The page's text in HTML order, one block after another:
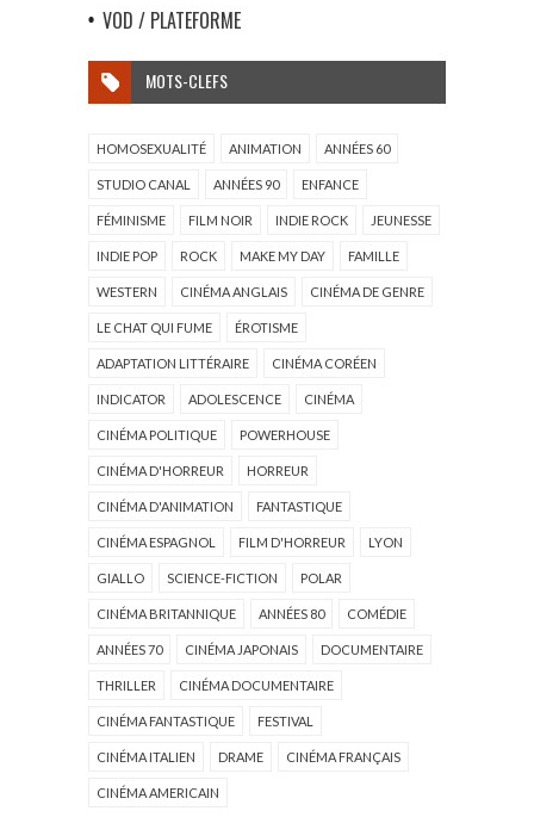
VOD / PLATEFORME
MOTS-CLEFS
HOMOSEXUALITÉ ANIMATION ANNÉES 60
STUDIO CANAL ANNÉES 90 ENFANCE
FÉMINISME FILM NOIR INDIE ROCK JEUNESSE
INDIE POP ROCK MAKE MY DAY FAMILLE
WESTERN CINÉMA ANGLAIS CINÉMA DE GENRE
LE CHAT QUI FUME ÉROTISME
ADAPTATION LITTÉRAIRE CINÉMA CORÉEN
INDICATOR ADOLESCENCE CINÉMA
CINÉMA POLITIQUE POWERHOUSE
CINÉMA D'HORREUR HORREUR
CINÉMA D'ANIMATION FANTASTIQUE
CINÉMA ESPAGNOL FILM D'HORREUR LYON
GIALLO SCIENCE-FICTION POLAR
CINÉMA BRITANNIQUE ANNÉES 80 COMÉDIE
ANNÉES 70 CINÉMA JAPONAIS DOCUMENTAIRE
THRILLER CINÉMA DOCUMENTAIRE
CINÉMA FANTASTIQUE FESTIVAL
CINÉMA ITALIEN DRAME CINÉMA FRANÇAIS
CINÉMA AMERICAIN